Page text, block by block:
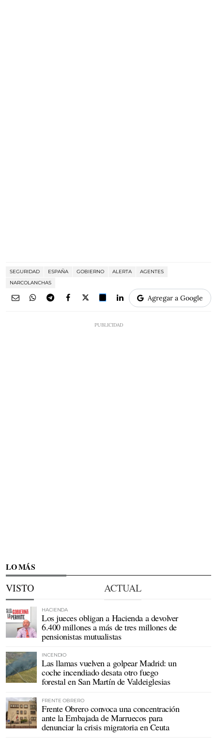
SEGURIDAD ESPAÑA GOBIERNO ALERTA
AGENTES
NARCOLANCHAS
Agregar a Google
LO MÁS
VISTO ACTUAL
HACIENDA
Los jueces obligan a Hacienda a devolver
6.400 millones a más de tres millones de
pensionistas mutualistas
INCENDIO
Las llamas vuelven a golpear Madrid: un
coche incendiado desata otro fuego
forestal en San Martín de Valdeiglesias
FRENTE OBRERO
Frente Obrero convoca una concentración
ante la Embajada de Marruecos para
denunciar la crisis migratoria en Ceuta